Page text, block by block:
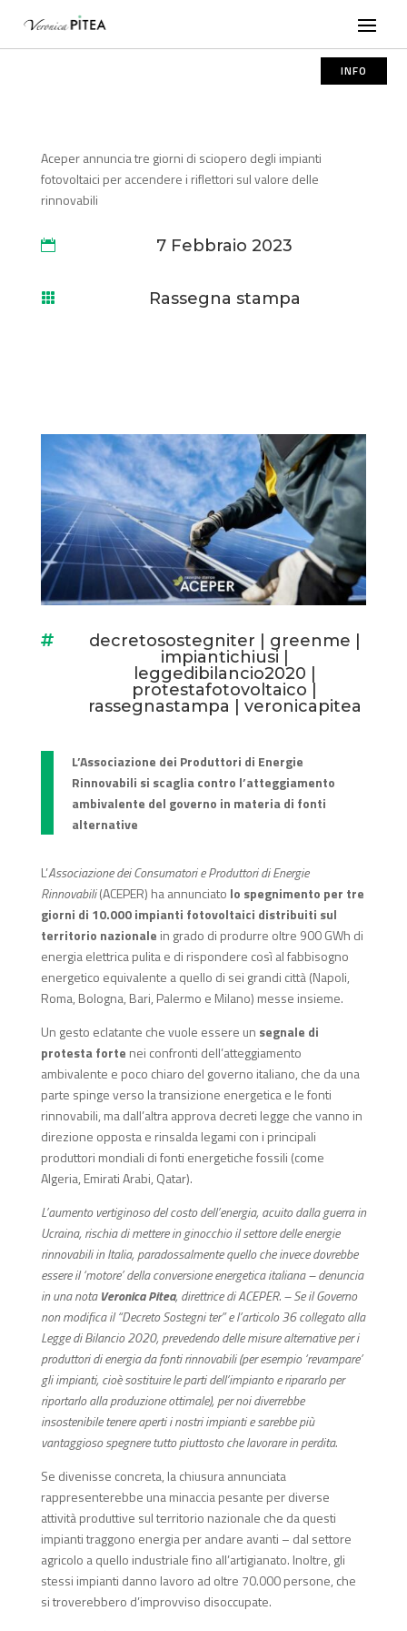
INFO
Aceper annuncia tre giorni di sciopero degli impianti
fotovoltaici per accendere i riflettori sul valore delle
rinnovabili
 7 Febbraio 2023
 Rassegna stampa
 decretosostegniter greenme
impiantichiusi
leggedibilancio2020
protestafotovoltaico
rassegnastampa
veronicapitea
L’Associazione dei Produttori di Energie
Rinnovabili si scaglia contro l’atteggiamento
ambivalente del governo in materia di fonti
alternative
L’Associazione dei Consumatori e Produttori di Energie
Rinnovabili(ACEPER) ha annunciato lo spegnimento per tre
giorni di 10.000 impianti fotovoltaici distribuiti sul
territorio nazionale in grado di produrre oltre 900 GWh di
energia elettrica pulita e di rispondere così al fabbisogno
energetico equivalente a quello di sei grandi città (Napoli,
Roma, Bologna, Bari, Palermo e Milano) messe insieme.
Un gesto eclatante che vuole essere un segnale di
protesta forte nei confronti dell’atteggiamento
ambivalente e poco chiaro del governo italiano, che da una
parte spinge verso la transizione energetica e le fonti
rinnovabili, ma dall’altra approva decreti legge che vanno in
direzione opposta e rinsalda legami con i principali
produttori mondiali di fonti energetiche fossili (come
Algeria, Emirati Arabi, Qatar).
L’aumento vertiginoso del costo dell’energia, acuito dalla guerra in
Ucraina, rischia di mettere in ginocchio il settore delle energie
rinnovabili in Italia, paradossalmente quello che invece dovrebbe
essere il ‘motore’ della conversione energetica italiana – denuncia
in una notaVeronica Pitea, direttrice di ACEPER. – Se il Governo
non modifica il “Decreto Sostegni ter” e l’articolo 36 collegato alla
Legge di Bilancio 2020, prevedendo delle misure alternative per i
produttori di energia da fonti rinnovabili (per esempio ‘revampare’
gli impianti, cioè sostituire le parti dell’impianto e ripararlo per
riportarlo alla produzione ottimale), per noi diverrebbe
insostenibile tenere aperti i nostri impianti e sarebbe più
vantaggioso spegnere tutto piuttosto che lavorare in perdita.
Se divenisse concreta, la chiusura annunciata
rappresenterebbe una minaccia pesante per diverse
attività produttive sul territorio nazionale che da questi
impianti traggono energia per andare avanti – dal settore
agricolo a quello industriale fino all’artigianato. Inoltre, gli
stessi impianti danno lavoro ad oltre 70.000 persone, che
si troverebbero d’improvviso disoccupate.